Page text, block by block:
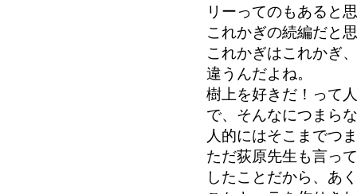
リーってのもあると
これかぎの続編だと
これかぎはこれかぎ
違うんだよね。
樹上を好きだ！って
で、そんなにつまら
人的にはそこまでつ
ただ荻原先生も言っ
したことだから、あ